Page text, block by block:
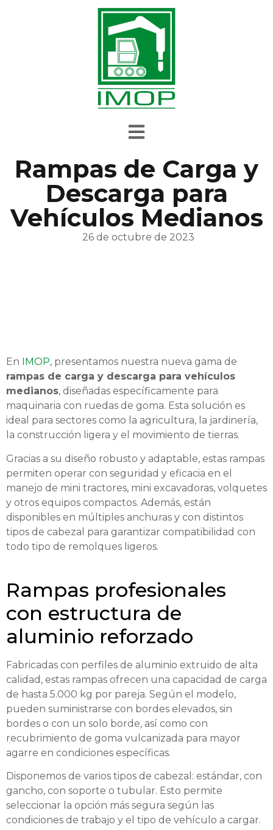
Rampas de Carga y
Descarga para
Vehículos Medianos
26 de octubre de 2023
En IMOP, presentamos nuestra nueva gama de
rampas de carga y descarga para vehículos
medianos, diseñadas específicamente para
maquinaria con ruedas de goma. Esta solución es
ideal para sectores como la agricultura, la jardinería,
la construcción ligera y el movimiento de tierras.
Gracias a su diseño robusto y adaptable, estas rampas
permiten operar con seguridad y eficacia en el
manejo de mini tractores, mini excavadoras, volquetes
y otros equipos compactos. Además, están
disponibles en múltiples anchuras y con distintos
tipos de cabezal para garantizar compatibilidad con
todo tipo de remolques ligeros.
Rampas profesionales
con estructura de
aluminio reforzado
Fabricadas con perfiles de aluminio extruido de alta
calidad, estas rampas ofrecen una capacidad de carga
de hasta 5.000 kg por pareja. Según el modelo,
pueden suministrarse con bordes elevados, sin
bordes o con un solo borde, así como con
recubrimiento de goma vulcanizada para mayor
agarre en condiciones específicas.
Disponemos de varios tipos de cabezal: estándar, con
gancho, con soporte o tubular. Esto permite
seleccionar la opción más segura según las
condiciones de trabajo y el tipo de vehículo a cargar.